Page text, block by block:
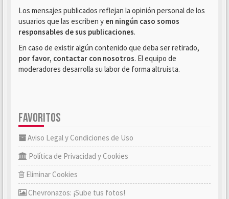
Los mensajes publicados reflejan la opinión personal de los
usuarios que las escriben y en ningún caso somos
responsables de sus publicaciones.
En caso de existir algún contenido que deba ser retirado,
por favor, contactar con nosotros. El equipo de
moderadores desarrolla su labor de forma altruista.
FAVORITOS
Aviso Legal y Condiciones de Uso
Política de Privacidad y Cookies
Eliminar Cookies
Chevronazos: ¡Sube tus fotos!